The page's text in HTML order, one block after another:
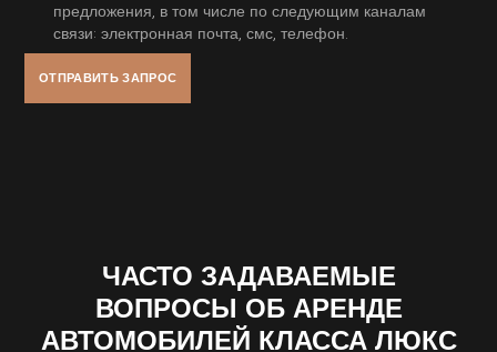
предложения, в том числе по следующим каналам
связи: электронная почта, смс, телефон.
ЧАСТО ЗАДАВАЕМЫЕ
ВОПРОСЫ ОБ АРЕНДЕ
АВТОМОБИЛЕЙ КЛАССА ЛЮКС